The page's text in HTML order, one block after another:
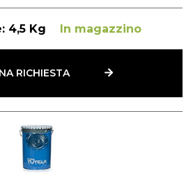
4,5 Kg In magazzino
RICHIESTA